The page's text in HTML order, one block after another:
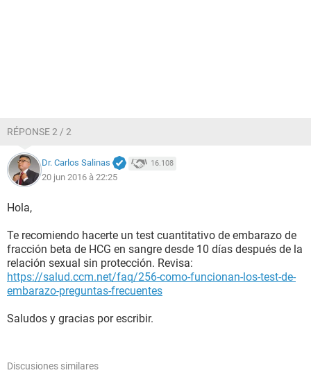
RÉPONSE 2 / 2
Dr. Carlos Salinas 16.108
20 jun 2016 à 22:25
Hola,
Te recomiendo hacerte un test cuantitativo de embarazo de
fracción beta de HCG en sangre desde 10 días después de la
relación sexual sin protección. Revisa:
https://salud.ccm.net/faq/256-como-funcionan-los-test-de-
embarazo-preguntas-frecuentes
Saludos y gracias por escribir.
Discusiones similares